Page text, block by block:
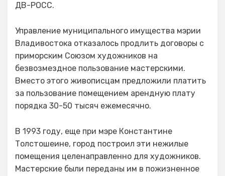
ДВ-РОСС.
Управление муниципального имущества мэрии
Владивостока отказалось продлить договоры с
приморским Союзом художников на
безвозмездное пользование мастерскими.
Вместо этого живописцам предложили платить
за пользование помещением арендную плату
порядка 30-50 тысяч ежемесячно.
В 1993 году, еще при мэре Константине
Толстошеине, город построил эти нежилые
помещения целенаправленно для художников.
Мастерские были переданы им в пожизненное